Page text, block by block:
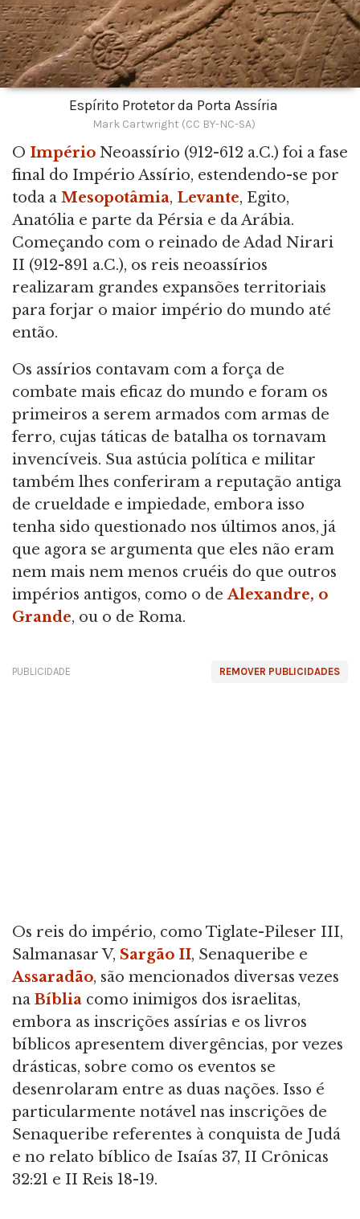
Espírito Protetor da Porta Assíria
Mark Cartwright (CC BY-NC-SA)
O Império Neoassírio (912-612 a.C.) foi a fase
final do Império Assírio, estendendo-se por
toda a Mesopotâmia, Levante, Egito,
Anatólia e parte da Pérsia e da Arábia.
Começando com o reinado de Adad Nirari
II (912-891 a.C.), os reis neoassírios
realizaram grandes expansões territoriais
para forjar o maior império do mundo até
então.
Os assírios contavam com a força de
combate mais eficaz do mundo e foram os
primeiros a serem armados com armas de
ferro, cujas táticas de batalha os tornavam
invencíveis. Sua astúcia política e militar
também lhes conferiram a reputação antiga
de crueldade e impiedade, embora isso
tenha sido questionado nos últimos anos, já
que agora se argumenta que eles não eram
nem mais nem menos cruéis do que outros
impérios antigos, como o deAlexandre, o
Grande, ou o de Roma.
REMOVER PUBLICIDADES
PUBLICIDADE
Os reis do império, como Tiglate-Pileser III,
Salmanasar V, Sargão II, Senaqueribe e
Assaradão, são mencionados diversas vezes
na Bíblia como inimigos dos israelitas,
embora as inscrições assírias e os livros
bíblicos apresentem divergências, por vezes
drásticas, sobre como os eventos se
desenrolaram entre as duas nações. Isso é
particularmente notável nas inscrições de
Senaqueribe referentes à conquista de Judá
e no relato bíblico de Isaías 37, II Crônicas
32:21 e II Reis 18-19.